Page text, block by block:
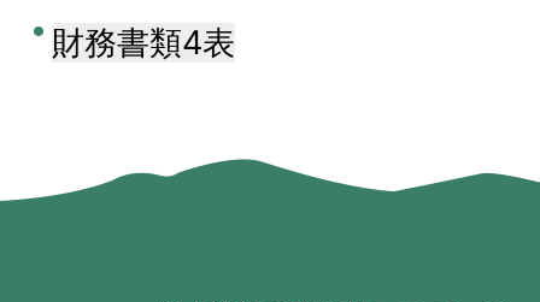
財務書類4表